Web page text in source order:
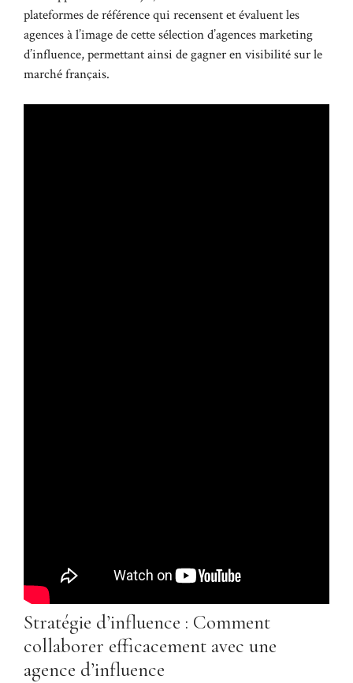
plateformes de référence qui recensent et évaluent les
agences à l’image decette sélection d’agences marketing
d’influence, permettant ainsi de gagner en visibilité sur le
marché français.
Stratégie d’influence : Comment
collaborer efficacement avec une
agence d’influence